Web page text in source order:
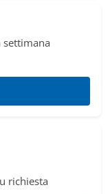
settimana
richiesta